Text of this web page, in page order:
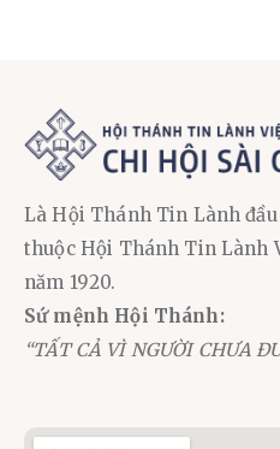
Là Hội Thánh Tin Lành
thuộc Hội Thánh Tin Lành
năm 1920.
Sứ mệnh Hội Thánh:
“TẤT CẢ VÌ NGƯỜI CHƯA